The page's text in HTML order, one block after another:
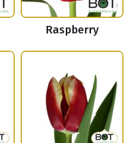
Raspberry